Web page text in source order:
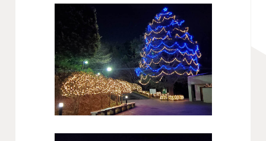
ビルメンテナンス部門
会社案内
ご挨拶
企業理念
会社概要